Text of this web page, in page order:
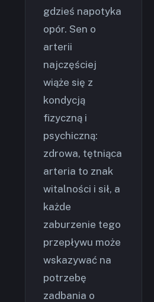
gdzieś napotyka
opór. Sen o
arterii
najczęściej
wiąże się z
kondycją
fizyczną i
psychiczną:
zdrowa, tętniąca
arteria to znak
witalności i sił, a
każde
zaburzenie tego
przepływu może
wskazywać na
potrzebę
zadbania o